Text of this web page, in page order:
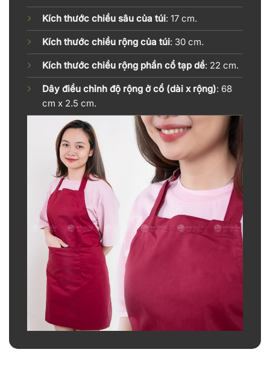
Kích thước chiều sâu của túi: 17 cm.
Kích thước chiều rộng của túi: 30 cm.
Kích thước chiều rộng phần cổ tạp dề: 22 cm.
Dây điều chỉnh độ rộng ở cổ (dài x rộng): 68
cm x 2.5 cm.